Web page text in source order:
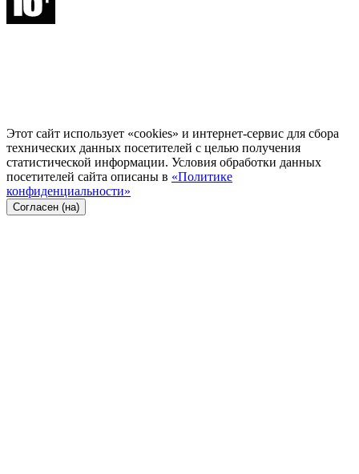
Этот сайт использует «cookies» и интернет-сервис для сбора
технических данных посетителей с целью получения
статистической информации. Условия обработки данных
посетителей сайта описаны в «Политике
конфиденциальности»
Согласен (на)